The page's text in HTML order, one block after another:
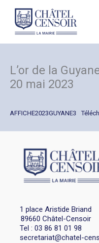
contenu
L’or de la
20 mai 2023
AFFICHE2023GUYANE3
1 place Aristide Briand
89660 Châtel-Censoir
Tel : 03 86 81 01 98
secretariat@chatel-